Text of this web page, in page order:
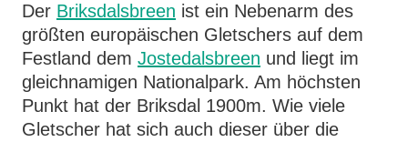
Der Briksdalsbreen ist ein Nebenarm des
größten europäischen Gletschers auf dem
Festland dem Jostedalsbreen und liegt im
gleichnamigen Nationalpark. Am höchsten
Punkt hat der Briksdal 1900m. Wie viele
Gletscher hat sich auch dieser über die